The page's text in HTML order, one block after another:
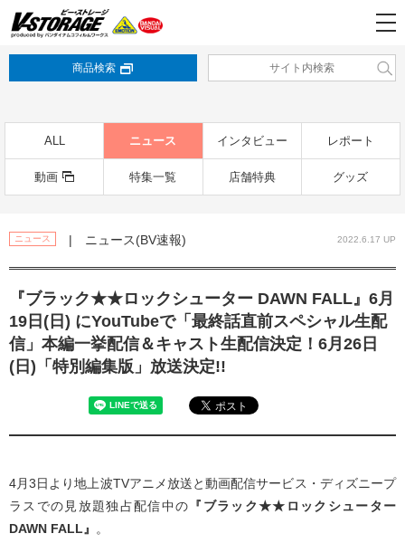
商品検索
ALL ニュース インタビュー レポート
動画 特集一覧 店舗特典 グッズ
ニュース | ニュース(BV速報) 2022.6.17 UP
『ブラック★★ロックシューター DAWN FALL』6月
19日(日) にYouTubeで「最終話直前スペシャル生配
信」本編一挙配信＆キャスト生配信決定！6月26日
(日)「特別編集版」放送決定!!
4月3日より地上波TVアニメ放送と動画配信サービス・ディズニープ
ラスでの見放題独占配信中の 『ブラック★★ロックシューター
DAWN FALL』
。